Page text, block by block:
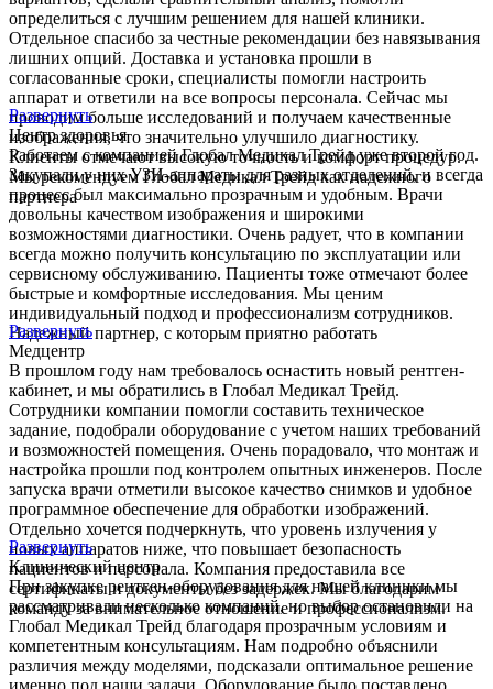
определиться с лучшим решением для нашей клиники.
Отдельное спасибо за честные рекомендации без навязывания
лишних опций. Доставка и установка прошли в
согласованные сроки, специалисты помогли настроить
аппарат и ответили на все вопросы персонала. Сейчас мы
проводим больше исследований и получаем качественные
изображения, что значительно улучшило диагностику.
Клиенты отмечают высокую точность и комфорт процедур.
Мы рекомендуем Глобал Медикал Трейд как надежного
партнера
Развернуть
Центр здоровья
Работаем с компанией Глобал Медикал Трейд уже второй год.
Закупали у них УЗИ-аппараты для разных отделений, и всегда
процесс был максимально прозрачным и удобным. Врачи
довольны качеством изображения и широкими
возможностями диагностики. Очень радует, что в компании
всегда можно получить консультацию по эксплуатации или
сервисному обслуживанию. Пациенты тоже отмечают более
быстрые и комфортные исследования. Мы ценим
индивидуальный подход и профессионализм сотрудников.
Надежный партнер, с которым приятно работать
Развернуть
Медцентр
В прошлом году нам требовалось оснастить новый рентген-
кабинет, и мы обратились в Глобал Медикал Трейд.
Сотрудники компании помогли составить техническое
задание, подобрали оборудование с учетом наших требований
и возможностей помещения. Очень порадовало, что монтаж и
настройка прошли под контролем опытных инженеров. После
запуска врачи отметили высокое качество снимков и удобное
программное обеспечение для обработки изображений.
Отдельно хочется подчеркнуть, что уровень излучения у
новых аппаратов ниже, что повышает безопасность
пациентов и персонала. Компания предоставила все
сертификаты и документы без задержек. Мы благодарим
команду за внимательное отношение и профессионализм.
Развернуть
Клинический центр
При закупке рентген-оборудования для нашей клиники мы
рассматривали несколько компаний, но выбор остановили на
Глобал Медикал Трейд благодаря прозрачным условиям и
компетентным консультациям. Нам подробно объяснили
различия между моделями, подсказали оптимальное решение